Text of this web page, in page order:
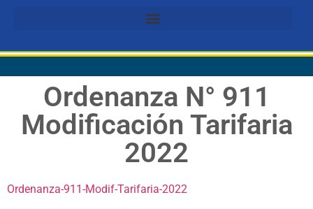
Ordenanza N° 911
Modificación Tarifaria
2022
Ordenanza-911-Modif-Tarifaria-2022